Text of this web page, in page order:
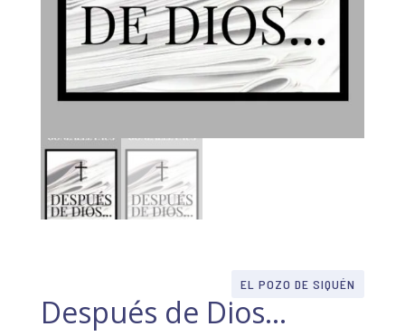
EL POZO DE SIQUÉN
Después de Dios…